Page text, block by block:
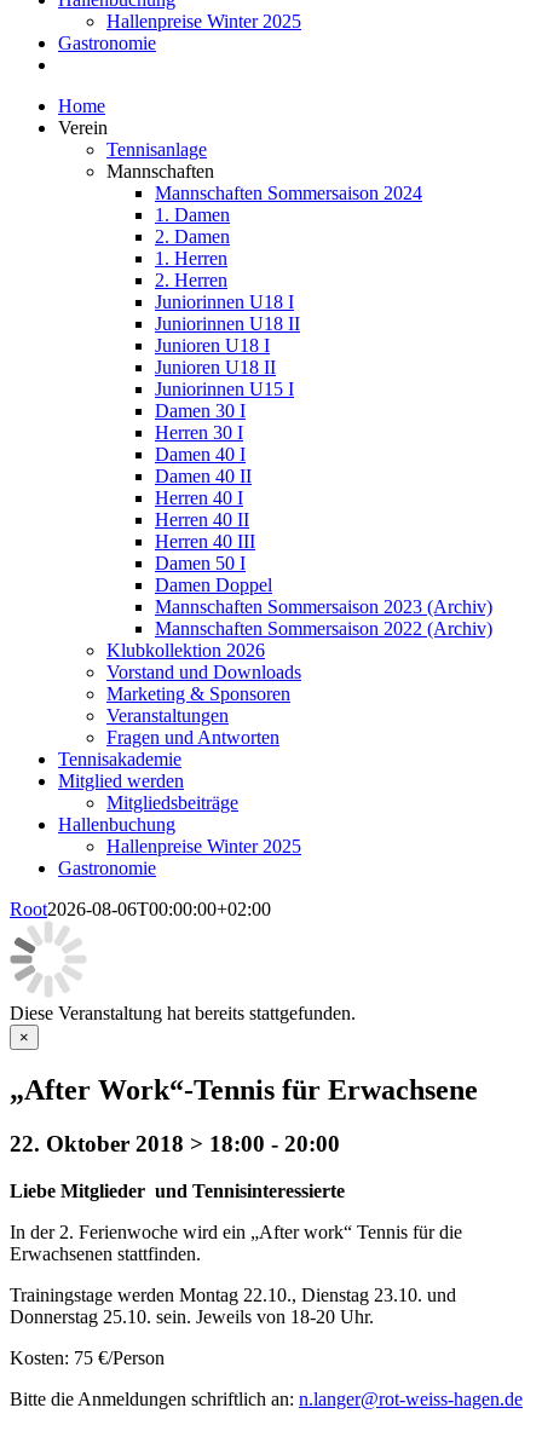
Hallenpreise Winter 2025
Gastronomie
Home
Verein
Tennisanlage
Mannschaften
Mannschaften Sommersaison 2024
1. Damen
2. Damen
1. Herren
2. Herren
Juniorinnen U18 I
Juniorinnen U18 II
Junioren U18 I
Junioren U18 II
Juniorinnen U15 I
Damen 30 I
Herren 30 I
Damen 40 I
Damen 40 II
Herren 40 I
Herren 40 II
Herren 40 III
Damen 50 I
Damen Doppel
Mannschaften Sommersaison 2023 (Archiv)
Mannschaften Sommersaison 2022 (Archiv)
Klubkollektion 2026
Vorstand und Downloads
Marketing & Sponsoren
Veranstaltungen
Fragen und Antworten
Tennisakademie
Mitglied werden
Mitgliedsbeiträge
Hallenbuchung
Hallenpreise Winter 2025
Gastronomie
Root2026-08-06T00:00:00+02:00
Diese Veranstaltung hat bereits stattgefunden.
×
„After Work“-Tennis für Erwachsene
22. Oktober 2018 > 18:00 - 20:00
Liebe Mitglieder und Tennisinteressierte
In der 2. Ferienwoche wird ein „After work“ Tennis für die
Erwachsenen stattfinden.
Trainingstage werden Montag 22.10., Dienstag 23.10. und
Donnerstag 25.10. sein. Jeweils von 18-20 Uhr.
Kosten: 75 €/Person
Bitte die Anmeldungen schriftlich an: n.langer@rot-weiss-hagen.de